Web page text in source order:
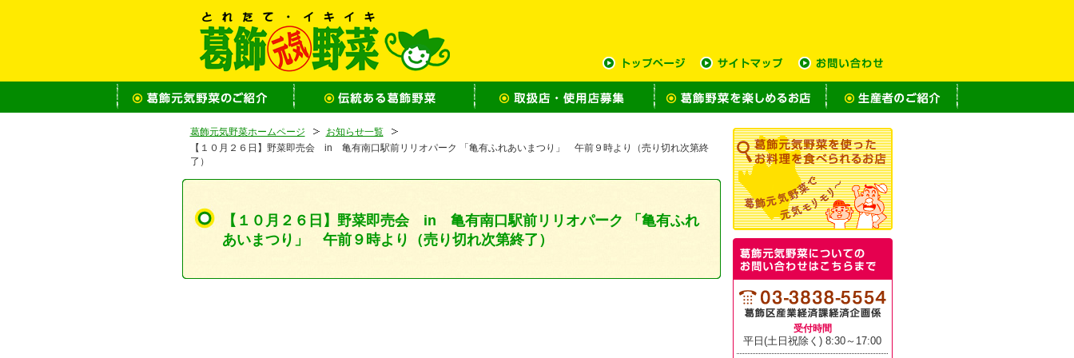
葛飾元気野菜ホームページ
お知らせ一覧
【１０月２６日】野菜即売会 in 亀有南口駅前リリオパーク 「亀有ふれあいまつり」 午前９時より（売り切れ次第終
了）
【１０月２６日】野菜即売会 in 亀有南口駅前リリオパーク 「亀有ふれ
あいまつり」 午前９時より（売り切れ次第終了）
受付時間
平日(土日祝除く) 8:30～17:00